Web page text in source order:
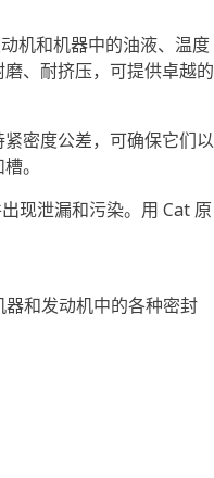
机和机器中的油液、温度
、耐挤压，可提供卓越的
密度公差，可确保它们以
。
现泄漏和污染。用 Cat 原
和发动机中的各种密封